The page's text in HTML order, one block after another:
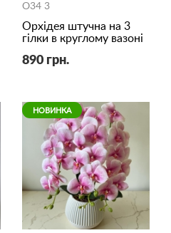
O34 3
Орхідея штучна на 3
гілки в круглому вазоні
890 грн.
НОВИНКА